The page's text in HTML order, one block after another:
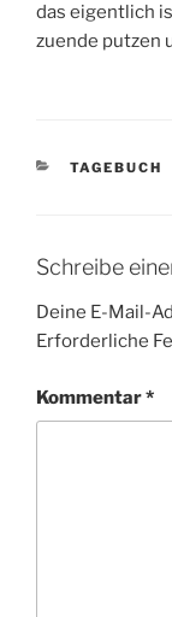
das eigentlich
zuende putzen
KATEGORIEN
TAGEBUCH
Schreibe
Deine E-Mail-
Erforderliche
Kommentar*